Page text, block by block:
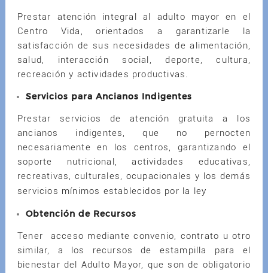
Prestar atención integral al adulto mayor en el
Centro Vida, orientados a garantizarle la
satisfacción de sus necesidades de alimentación,
salud, interacción social, deporte, cultura,
recreación y actividades productivas.
Servicios para Ancianos Indigentes
Prestar servicios de atención gratuita a los
ancianos indigentes, que no pernocten
necesariamente en los centros, garantizando el
soporte nutricional, actividades educativas,
recreativas, culturales, ocupacionales y los demás
servicios mínimos establecidos por la ley
Obtención de Recursos
Tener acceso mediante convenio, contrato u otro
similar, a los recursos de estampilla para el
bienestar del Adulto Mayor, que son de obligatorio